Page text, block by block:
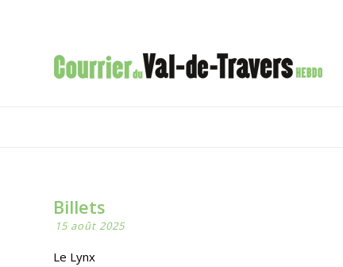
Billets
15 août 2025
Le Lynx